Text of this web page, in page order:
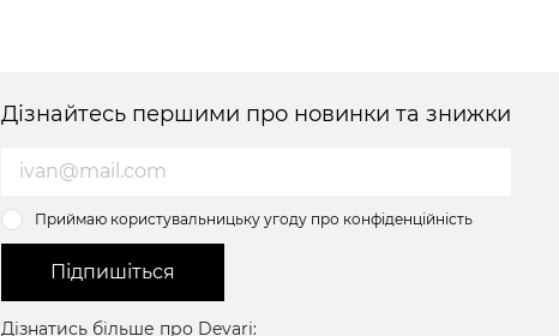
Дізнайтесь першими про новинки та знижки
Приймаю користувальницьку угоду про конфіденційність
Підпишіться
Дізнатись більше про Devari: